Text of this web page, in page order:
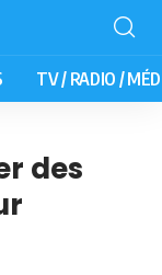
TV / RADIO /
des